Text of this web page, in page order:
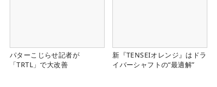
パターこじらせ記者が
「TRTL」で大改善
新『TENSEIオレンジ』はドラ
イバーシャフトの“最適解”